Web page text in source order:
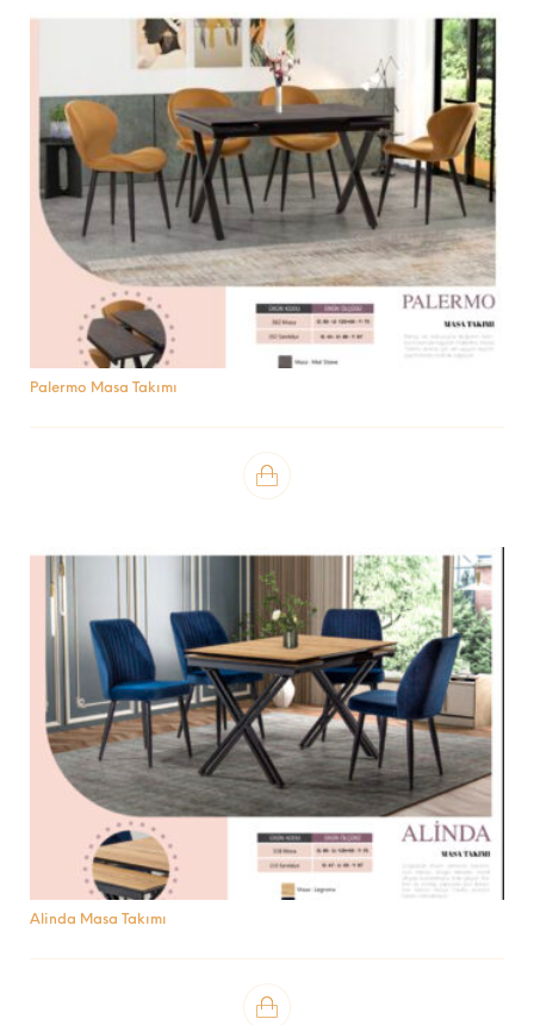
Palermo Masa Takımı
Alinda Masa Takımı